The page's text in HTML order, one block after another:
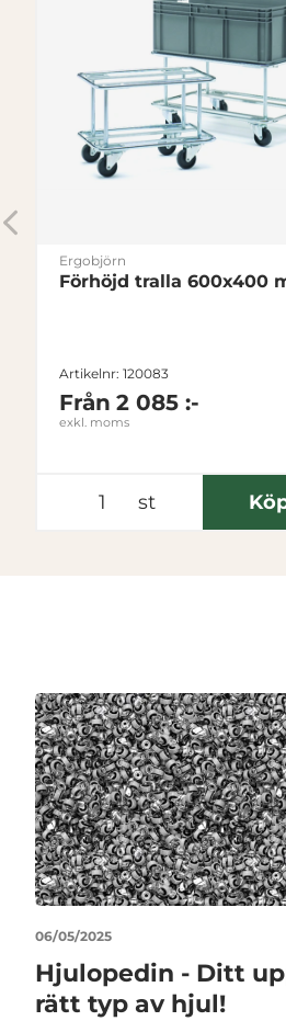
Ergobjörn
Förhöjd tralla 600x400
Artikelnr: 120083
Från 2 085 :-
exkl. moms
st
06/05/2025
Hjulopedin - Ditt
rätt typ av hjul!